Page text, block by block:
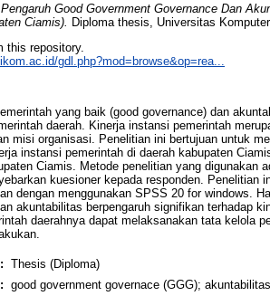
Pengaruh Good Government Governance Dan
Ciamis).
Diploma thesis, Universitas
this repository.
gdl.php?mod=browse&op=rea...
yang baik (good governance) dan
daerah. Kinerja instansi pemerintah
misi organisasi. Penelitian ini bertujuan untuk
instansi pemerintah di daerah kabupaten
Ciamis. Metode penelitian yang digunakan
kuesioner kepada responden. Penelitian
dengan menggunakan SPSS 20 for windows.
akuntabilitas berpengaruh signifikan terhadap
daerahnya dapat melaksanakan tata kelola
Thesis (Diploma)
good government governace (GGG);